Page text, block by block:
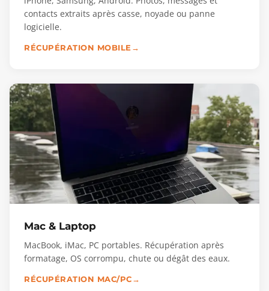
contacts extraits après casse, noyade ou panne
logicielle.
RÉCUPÉRATION MOBILE
Mac & Laptop
MacBook, iMac, PC portables. Récupération après
formatage, OS corrompu, chute ou dégât des eaux.
RÉCUPÉRATION MAC/PC